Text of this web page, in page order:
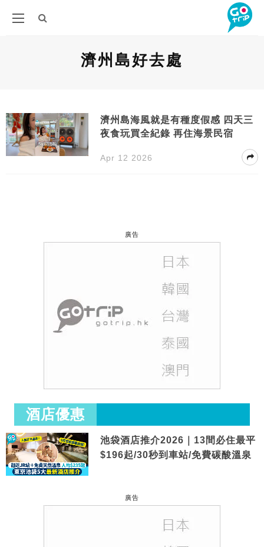
濟州島好去處
濟州島海風就是有種度假感 四天三
夜食玩買全紀錄 再住海景民宿
Apr 12 2026
廣告
酒店優惠
池袋酒店推介2026｜13間必住最平
$196起/30秒到車站/免費碳酸溫泉
廣告